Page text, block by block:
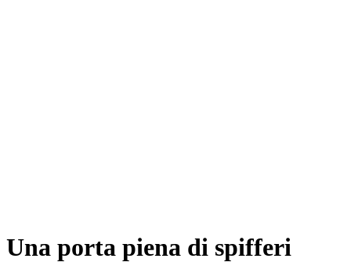
Una porta piena di spifferi